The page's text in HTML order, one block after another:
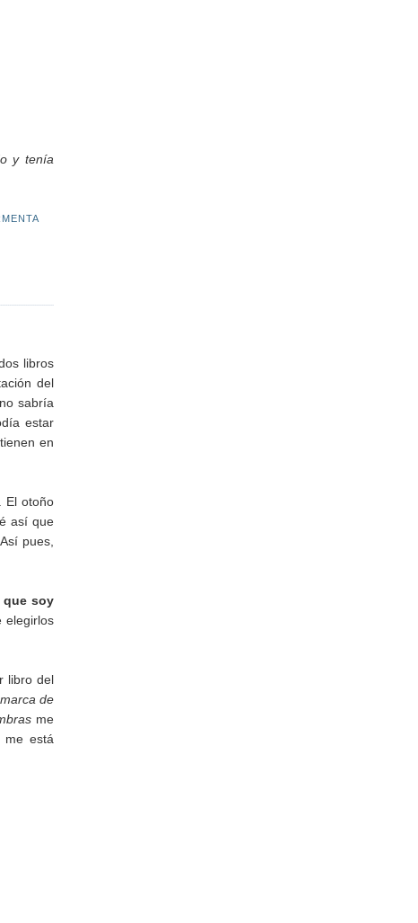
y tenía
libros
del
sabría
estar
en
El otoño
así que
pues,
que soy
elegirlos
libro del
de
me
me está